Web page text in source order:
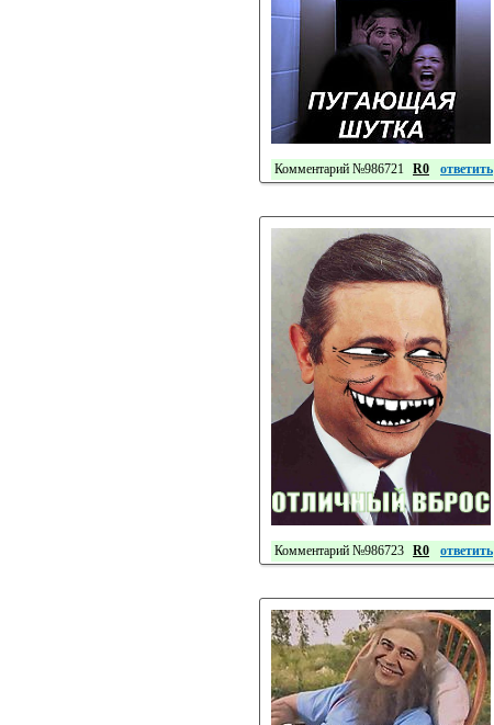
Комментарий №986721 R0 ответить
Комментарий №986723 R0 ответить